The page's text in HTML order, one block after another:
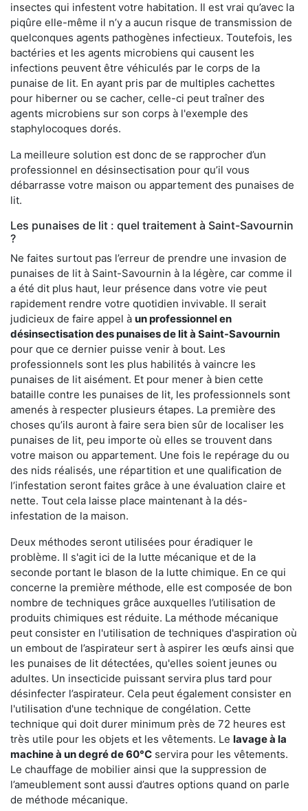
insectes qui infestent votre habitation. Il est vrai qu’avec la
piqûre elle-même il n’y a aucun risque de transmission de
quelconques agents pathogènes infectieux. Toutefois, les
bactéries et les agents microbiens qui causent les
infections peuvent être véhiculés par le corps de la
punaise de lit. En ayant pris par de multiples cachettes
pour hiberner ou se cacher, celle-ci peut traîner des
agents microbiens sur son corps à l'exemple des
staphylocoques dorés.
La meilleure solution est donc de se rapprocher d’un
professionnel en désinsectisation pour qu’il vous
débarrasse votre maison ou appartement des punaises de
lit.
Les punaises de lit : quel traitement à Saint-Savournin
?
Ne faites surtout pas l’erreur de prendre une invasion de
punaises de lit à Saint-Savournin à la légère, car comme il
a été dit plus haut, leur présence dans votre vie peut
rapidement rendre votre quotidien invivable. Il serait
judicieux de faire appel à un professionnel en
désinsectisation des punaises de lit à Saint-Savournin
pour que ce dernier puisse venir à bout. Les
professionnels sont les plus habilités à vaincre les
punaises de lit aisément. Et pour mener à bien cette
bataille contre les punaises de lit, les professionnels sont
amenés à respecter plusieurs étapes. La première des
choses qu’ils auront à faire sera bien sûr de localiser les
punaises de lit, peu importe où elles se trouvent dans
votre maison ou appartement. Une fois le repérage du ou
des nids réalisés, une répartition et une qualification de
l’infestation seront faites grâce à une évaluation claire et
nette. Tout cela laisse place maintenant à la dés-
infestation de la maison.
Deux méthodes seront utilisées pour éradiquer le
problème. Il s'agit ici de la lutte mécanique et de la
seconde portant le blason de la lutte chimique. En ce qui
concerne la première méthode, elle est composée de bon
nombre de techniques grâce auxquelles l’utilisation de
produits chimiques est réduite. La méthode mécanique
peut consister en l'utilisation de techniques d'aspiration où
un embout de l’aspirateur sert à aspirer les œufs ainsi que
les punaises de lit détectées, qu'elles soient jeunes ou
adultes. Un insecticide puissant servira plus tard pour
désinfecter l’aspirateur. Cela peut également consister en
l'utilisation d'une technique de congélation. Cette
technique qui doit durer minimum près de 72 heures est
très utile pour les objets et les vêtements. Le lavage à la
machine à un degré de 60°C servira pour les vêtements.
Le chauffage de mobilier ainsi que la suppression de
l’ameublement sont aussi d’autres options quand on parle
de méthode mécanique.